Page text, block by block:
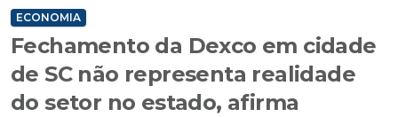
ECONOMIA
Fechamento da Dexco em cidade
de SC não representa realidade
do setor no estado, afirma